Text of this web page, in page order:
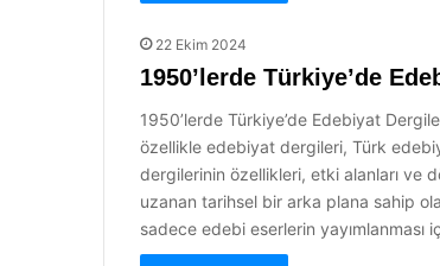
22 Ekim 2024
1950’lerde Türkiye’de
1950’lerde Türkiye’de Edebiyat
özellikle edebiyat dergileri, Türk
dergilerinin özellikleri, etki alanları ve
uzanan tarihsel bir arka plana sahip
sadece edebi eserlerin